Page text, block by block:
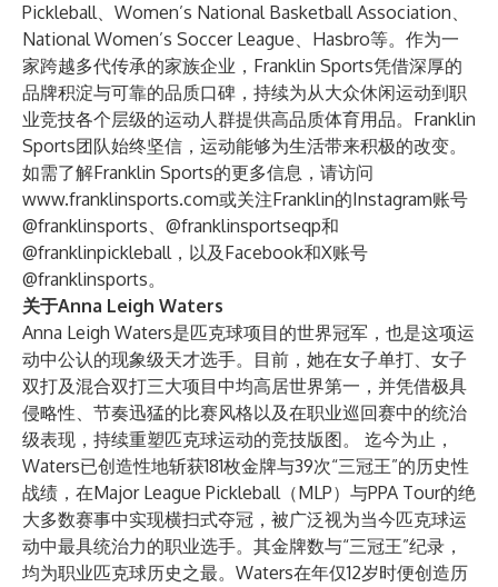
Pickleball、Women’s National Basketball Association、
National Women’s Soccer League、Hasbro等。作为一
家跨越多代传承的家族企业，Franklin Sports凭借深厚的
品牌积淀与可靠的品质口碑，持续为从大众休闲运动到职
业竞技各个层级的运动人群提供高品质体育用品。Franklin
Sports团队始终坚信，运动能够为生活带来积极的改变。
如需了解Franklin Sports的更多信息，请访问
www.franklinsports.com或关注Franklin的Instagram账号
@franklinsports、 @franklinsportseqp和
@franklinpickleball，以及 Facebook和X账号
@franklinsports。
关于Anna Leigh Waters
Anna Leigh Waters是匹克球项目的世界冠军，也是这项运
动中公认的现象级天才选手。目前，她在女子单打、女子
双打及混合双打三大项目中均高居世界第一，并凭借极具
侵略性、节奏迅猛的比赛风格以及在职业巡回赛中的统治
级表现，持续重塑匹克球运动的竞技版图。 迄今为止，
Waters已创造性地斩获181枚金牌与39次“三冠王”的历史性
战绩，在Major League Pickleball（MLP）与PPA Tour的绝
大多数赛事中实现横扫式夺冠，被广泛视为当今匹克球运
动中最具统治力的职业选手。其金牌数与“三冠王”纪录，
均为职业匹克球历史之最。Waters在年仅12岁时便创造历